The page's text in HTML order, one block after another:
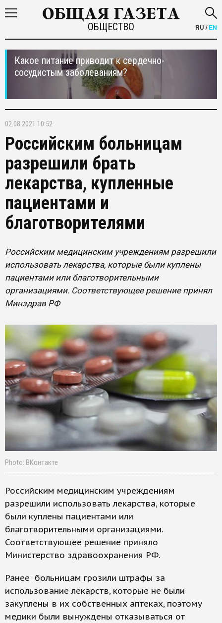
ОБЩЕСТВО RU /EN
Какое питание приводит к сердечно-
сосудистым заболеваниям?
02.08.2021 10:52
Российским больницам
разрешили брать
лекарства, купленные
пациентами и
благотворителями
Российским медицинским учреждениям разрешили
использовать лекарства, которые были куплены
пациентами или благотворительными
организациями. Соответствующее решение принял
Минздрав РФ
Photo: ВКонтакте
Российским медицинским учреждениям
разрешили использовать лекарства, которые
были куплены пациентами или
благотворительными организациями.
Соответствующее решение приняло
Министерство здравоохранения РФ.
Ранее больницам грозили штрафы за
использование лекарств, которые не были
закуплены в их собственных аптеках, поэтому
медики были вынуждены отказываться от